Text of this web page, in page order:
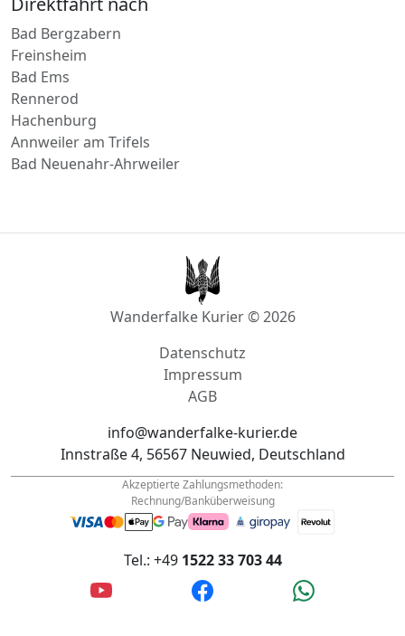
Bad Ems
Rennerod
Hachenburg
Annweiler am Trifels
Bad Neuenahr-Ahrweiler
Wanderfalke Kurier © 2026
Datenschutz
Impressum
info@wanderfalke-kurier.de
Innstraße 4, 56567 Neuwied, Deutschland
Rechnung/Banküberweisung
Tel.: +491522 33 703 44